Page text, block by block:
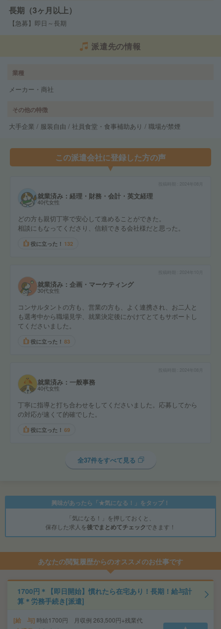
長期（3ヶ月以上）
【急募】即日～長期
派遣先の情報
業種
メーカー・商社
その他の特徴
大手企業 / 服装自由 / 社員食堂・食事補助あり / 職場が禁煙
この派遣会社に登録した方の声
2024年08月
就業済み：経理・財務・会計・英文経理
40代女性
どの方も親切丁寧で安心して進めることができた。
相談にもなってくださり、信頼できる会社様だと思った。
役に立った！ 132
2024年10月
就業済み：企画・マーケティング
30代女性
コンサルタントの方も、営業の方も、よく連携され、お二人と
も選考中から職場見学、就業決定後にかけてとてもサポートし
てくださいました。
役に立った！ 83
2024年08月
就業済み：一般事務
40代女性
丁寧に指導と打ち合わせをしてくださいました。応募してから
の対応が速くて的確でした。
役に立った！ 69
全37件をすべて見る
興味があったら「★気になる！」をタップ！
「気になる！」を押しておくと、
保存した求人を後でまとめてチェックできます！
あなたの閲覧履歴からのオススメのお仕事です
1700円＊【即日開始】慣れたら在宅あり！長期！給与計
算＊労務手続き[派遣]
給 与 時給1700円 月収例 263,500円+残業代